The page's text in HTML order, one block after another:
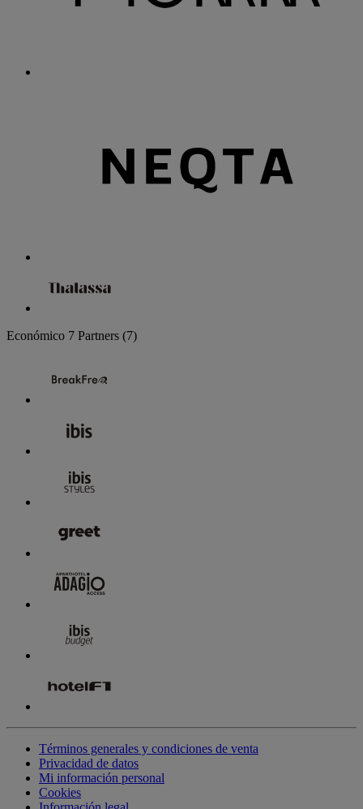
Económico 7 Partners (7)
Términos generales y condiciones de venta
Privacidad de datos
Mi información personal
Cookies